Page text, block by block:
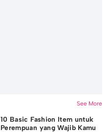
See More
10 Basic Fashion Item untuk
Perempuan yang Wajib Kamu